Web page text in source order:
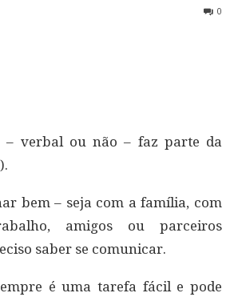
0
– verbal ou não – faz parte da
bem – seja com a família, com
amigos ou parceiros
saber se comunicar.
é uma tarefa fácil e pode